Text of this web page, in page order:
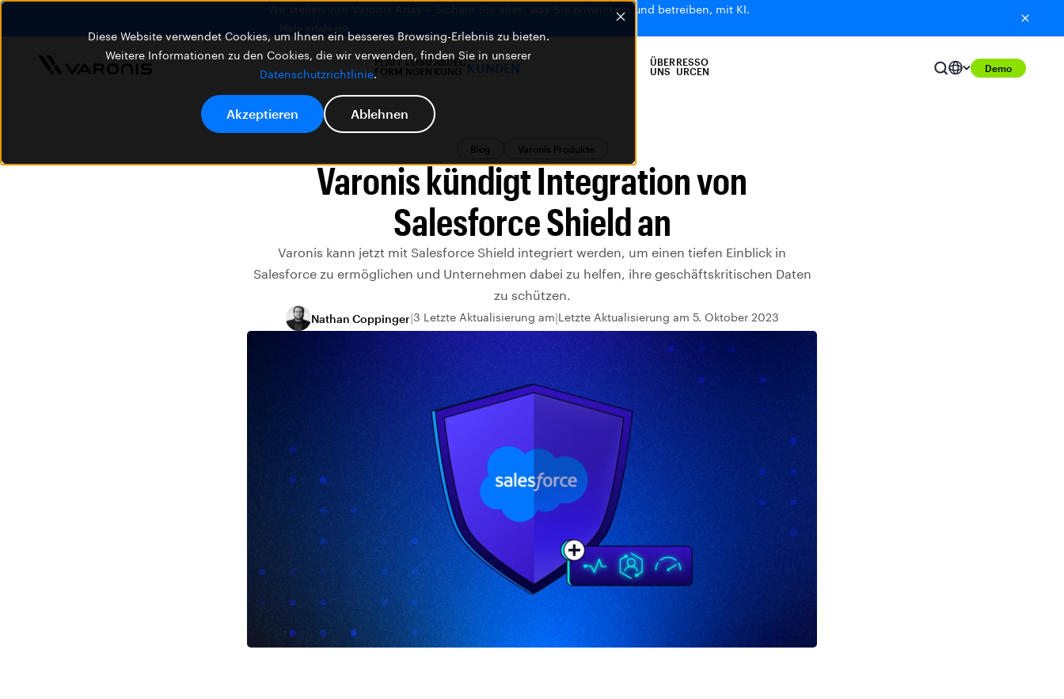
Diese Website verwendet Cookies, um Ihnen ein besseres Browsing-Erlebnis zu bieten.
Weitere Informationen zu den Cookies, die wir verwenden, finden Sie in unserer
Datenschutzrichtlinie.
Akzeptieren Ablehnen
Wir stellen vor: Varonis Atlas – Sichern Sie alles, was Sie entwickeln und betreiben, mit KI.
Mehr erfahren
PLATT
FORM
LÖSU
NGEN
ABDEC
KUNG
KUNDEN
ÜBER
UNS
RESSO
URCEN
Demo
Blog Varonis Produkte
Varonis kündigt Integration von
Salesforce Shield an
Varonis kann jetzt mit Salesforce Shield integriert werden, um einen tiefen Einblick in
Salesforce zu ermöglichen und Unternehmen dabei zu helfen, ihre geschäftskritischen Daten
zu schützen.
Nathan Coppinger 3 Letzte Aktualisierung am Letzte Aktualisierung am 5. Oktober 2023